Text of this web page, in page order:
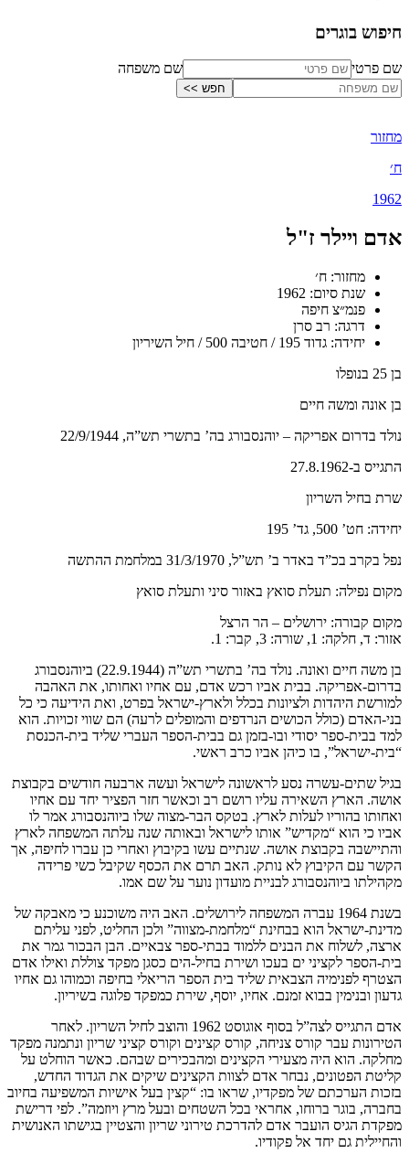
חיפוש בוגרים
שם פרטי שם משפחה
מחזור
ח׳
1962
אדם ויילר ז"ל
מחזור: ח׳
שנת סיום: 1962
פנמ״צ חיפה
דרגה: רב סרן
יחידה: גדוד 195 / חטיבה 500 / חיל השיריון
בן 25 בנופלו
בן אונה ומשה חיים
נולד בדרום אפריקה – יוהנסבורג בה’ בתשרי תש”ה, 22/9/1944
התגייס ב-27.8.1962
שרת בחיל השריון
יחידה: חט’ 500, גד’ 195
נפל בקרב בכ”ד באדר ב’ תש”ל, 31/3/1970
במלחמת ההתשה
מקום נפילה: תעלת סואץ באזור סיני ותעלת סואץ
מקום קבורה: ירושלים – הר הרצל
אזור: ד, חלקה: 1, שורה: 3, קבר: 1.
בן משה חיים ואונה. נולד בה’ בתשרי תש”ה (22.9.1944) ביוהנסבורג
בדרום-אפריקה. בבית אביו רכש אדם, עם אחיו ואחותו, את האהבה
למורשת היהדות ולציונות בכלל ולארץ-ישראל בפרט, ואת הידיעה כי כל
בני-האדם (כולל הכושים הנרדפים והמופלים לרעה) הם שווי זכויות. הוא
למד בבית-ספר יסודי ובו-בזמן גם בבית-הספר העברי שליד בית-הכנסת
“בית-ישראל”, בו כיהן אביו כרב ראשי.
בגיל שתים-עשרה נסע לראשונה לישראל ועשה ארבעה חודשים בקבוצת
אושה. הארץ השאירה עליו רושם רב וכאשר חזר הפציר יחד עם אחיו
ואחותו בהוריו לעלות לארץ. בטקס הבר-מצוה שלו ביוהנסבורג אמר לו
אביו כי הוא “מקדיש” אותו לישראל ובאותה שנה עלתה המשפחה לארץ
והתיישבה בקבוצת אושה. שנתיים עשו בקיבוץ ואחרי כן עברו לחיפה, אך
הקשר עם הקיבוץ לא נותק. האב תרם את הכסף שקיבל כשי פרידה
מקהילתו ביוהנסבורג לבניית מועדון נוער על שם אמו.
בשנת 1964 עברה המשפחה לירושלים. האב היה משוכנע כי מאבקה של
מדינת-ישראל הוא בבחינת “מלחמת-מצווה” ולכן החליט, לפני עליתם
ארצה, לשלוח את הבנים ללמוד בבתי-ספר צבאיים. הבן הבכור גמר את
בית-הספר לקציני ים בעכו ושירת בחיל-הים כסגן מפקד צוללת ואילו אדם
הצטרף לפנימיה הצבאית שליד בית הספר הריאלי בחיפה וכמוהו גם אחיו
גדעון ובנימין בבוא זמנם. אחיו, יוסף, שירת כמפקד פלוגה בשיריון.
אדם התגייס לצה”ל בסוף אוגוסט 1962 והוצב לחיל השריון. לאחר
הטירונות עבר קורס צניחה, קורס קצינים וקורס קציני שריון ונתמנה מפקד
מחלקה. הוא היה מצעירי הקצינים ומהבכירים שבהם. כאשר הוחלט על
קליטת הפטונים, נבחר אדם לצוות הקצינים שיקים את הגדוד החדש,
בזכות הערכתם של מפקדיו, שראו בו: “קצין בעל אישיות המשפיעה בחיוב
בחברה, בוגר ברוחו, אחראי בכל השטחים ובעל מרץ ויוזמה”. לפי דרישת
מפקדת הגיס הועבר אדם להדרכת טירוני שריון והצטיין בגישתו האנושית
והחיילית גם יחד אל פקודיו.